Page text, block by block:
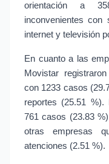
orientación a
inconvenientes
internet y televisión
En cuanto a las
Movistar
con 1233 casos
reportes (25.51
761 casos (23.83
otras empresas
atenciones (2.51 %).